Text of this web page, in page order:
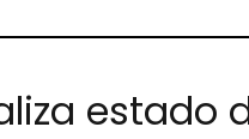
estado